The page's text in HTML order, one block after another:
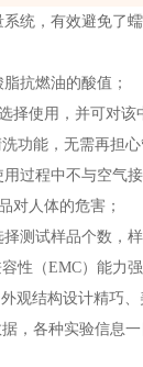
有效避免了蠕
燃油的酸值；
用，并可对该中
，无需再担心
中不与空气接
对人体的危害；
样品个数，样
（EMC）能力强
结构设计精巧、
各种实验信息一